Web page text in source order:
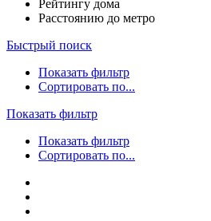
Рейтингу дома
Расстоянию до метро
Быстрый поиск
Показать фильтр
Сортировать по...
Показать фильтр
Показать фильтр
Сортировать по...